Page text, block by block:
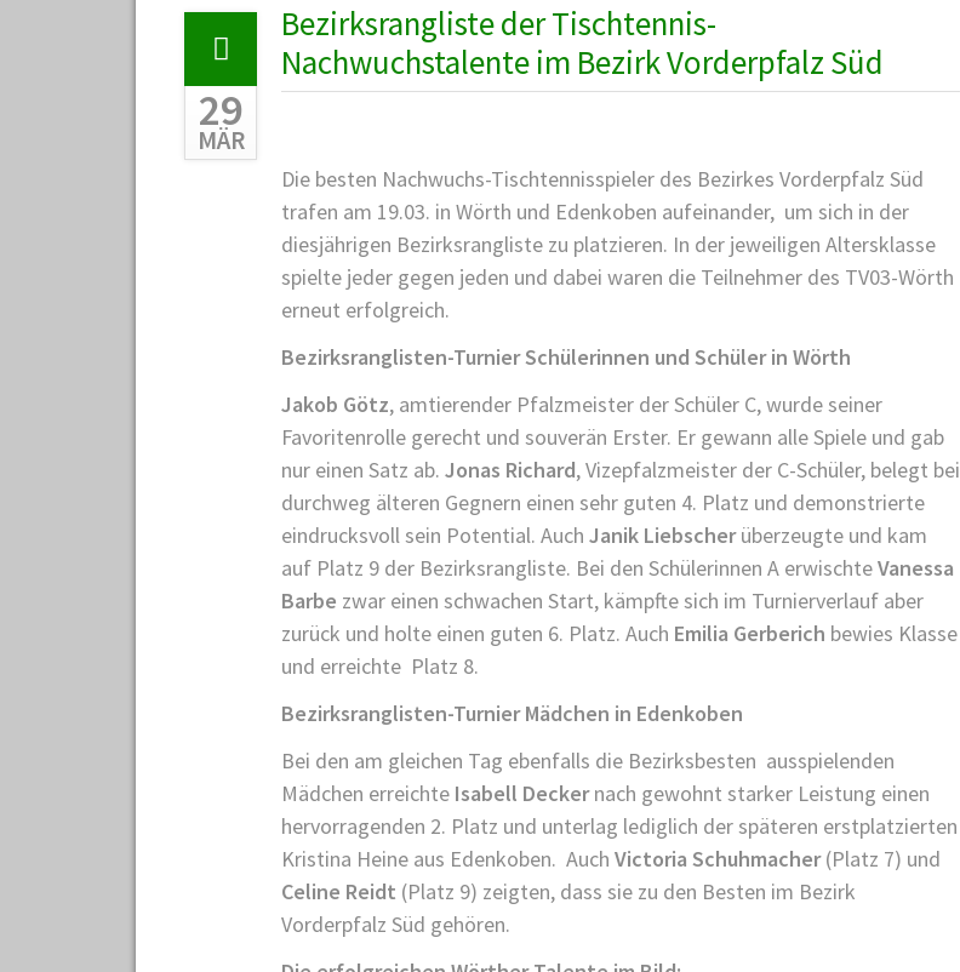
05.05.2017
Bezirksrangliste der Tischtennis-
Nachwuchstalente im Bezirk Vorderpfalz Süd
29
MÄR
Die besten Nachwuchs-Tischtennisspieler des Bezirkes Vorderpfalz Süd
trafen am 19.03. in Wörth und Edenkoben aufeinander, um sich in der
diesjährigen Bezirksrangliste zu platzieren. In der jeweiligen Altersklasse
spielte jeder gegen jeden und dabei waren die Teilnehmer des TV03-Wörth
erneut erfolgreich.
Bezirksranglisten-Turnier Schülerinnen und Schüler in Wörth
Jakob Götz, amtierender Pfalzmeister der Schüler C, wurde seiner
Favoritenrolle gerecht und souverän Erster. Er gewann alle Spiele und gab
nur einen Satz ab. Jonas Richard, Vizepfalzmeister der C-Schüler, belegt bei
durchweg älteren Gegnern einen sehr guten 4. Platz und demonstrierte
eindrucksvoll sein Potential. Auch Janik Liebscherüberzeugte und kam
auf Platz 9 der Bezirksrangliste. Bei den Schülerinnen A erwischteVanessa
Barbe zwar einen schwachen Start, kämpfte sich im Turnierverlauf aber
zurück und holte einen guten 6. Platz. Auch Emilia Gerberich bewies Klasse
und erreichte Platz 8.
Bezirksranglisten-Turnier Mädchen in Edenkoben
Bei den am gleichen Tag ebenfalls die Bezirksbesten ausspielenden
Mädchen erreichte Isabell Deckernach gewohnt starker Leistung einen
hervorragenden 2. Platz und unterlag lediglich der späteren erstplatzierten
Kristina Heine aus Edenkoben. Auch Victoria Schuhmacher(Platz 7) und
Celine Reidt (Platz 9) zeigten, dass sie zu den Besten im Bezirk
Vorderpfalz Süd gehören.